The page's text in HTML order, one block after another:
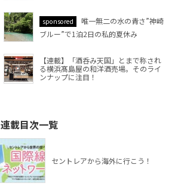
sponsored
唯一無二の水の青さ”神崎
ブルー”で1泊2日の私的夏休み
【連載】「酒呑み天国」とまで称され
る横浜髙島屋の和洋酒売場。そのライ
ンナップに注目！
連載目次一覧
セントレアから海外に行こう！